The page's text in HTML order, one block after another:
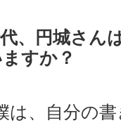
、円城さん
すか？
は、自分の